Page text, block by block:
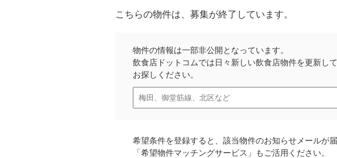
こちらの物件は、募集が終了しています。
物件の情報は一部非公開となっています。
飲食店ドットコムでは日々新しい飲食店物件を更新し
お探しください。
希望条件を登録すると、該当物件のお知らせメールが届
「希望物件マッチングサービス」もご活用ください。